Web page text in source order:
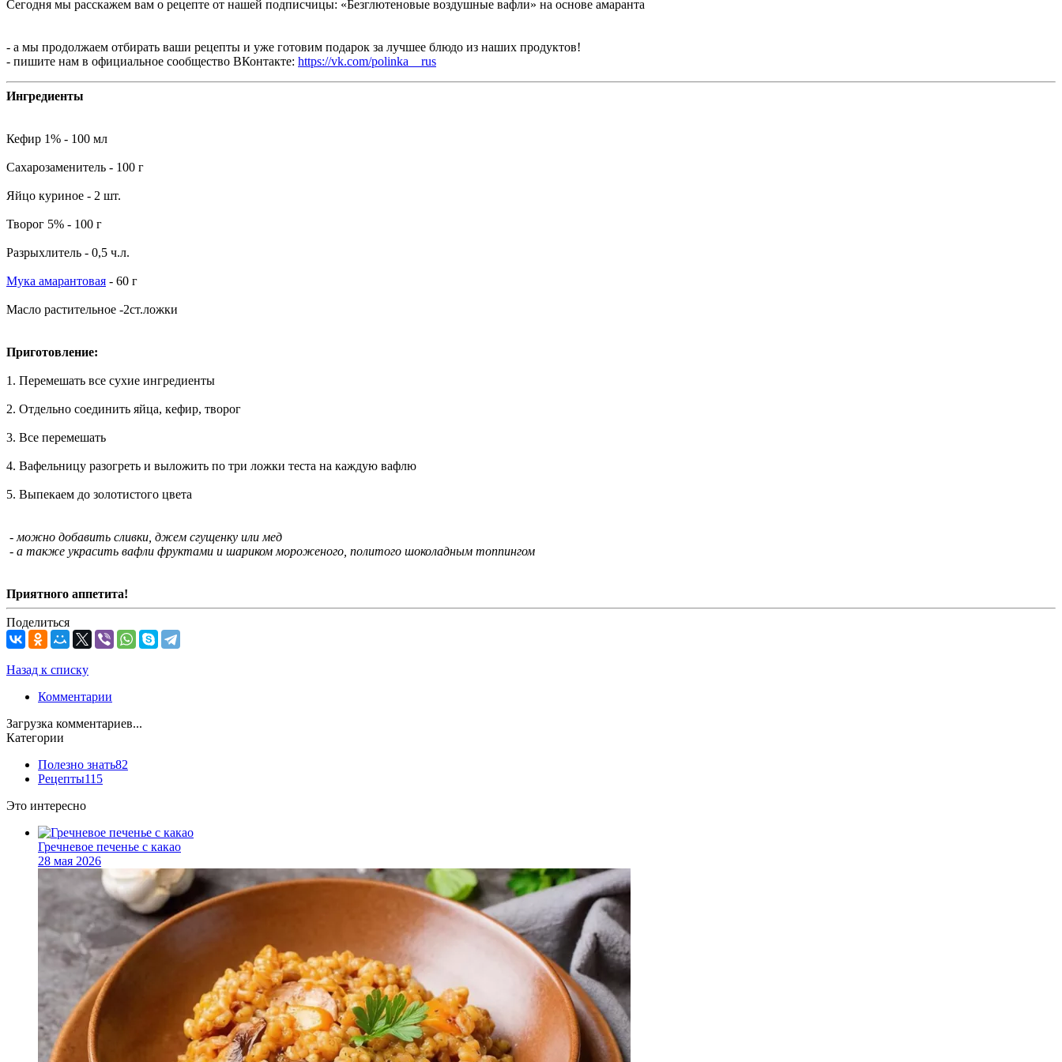
Сегодня мы расскажем вам о рецепте от нашей подписчицы: «Безглютеновые воздушные вафли» на основе амаранта
- а мы продолжаем отбирать ваши рецепты и уже готовим подарок за лучшее блюдо из наших продуктов!
- пишите нам в официальное сообщество ВКонтакте: https://vk.com/polinka__rus
Ингредиенты
Кефир 1% - 100 мл
Сахарозаменитель - 100 г
Яйцо куриное - 2 шт.
Творог 5% - 100 г
Разрыхлитель - 0,5 ч.л.
Мука амарантовая - 60 г
Масло растительное -2ст.ложки
Приготовление:
1. Перемешать все сухие ингредиенты
2. Отдельно соединить яйца, кефир, творог
3. Все перемешать
4. Вафельницу разогреть и выложить по три ложки теста на каждую вафлю
5. Выпекаем до золотистого цвета
- можно добавить сливки, джем сгущенку или мед
- а также украсить вафли фруктами и шариком мороженого, политого шоколадным топпингом
Приятного аппетита!
Поделиться
Назад к списку
Комментарии
Загрузка комментариев...
Категории
Полезно знать82
Рецепты115
Это интересно
Гречневое печенье с какао
28 мая 2026